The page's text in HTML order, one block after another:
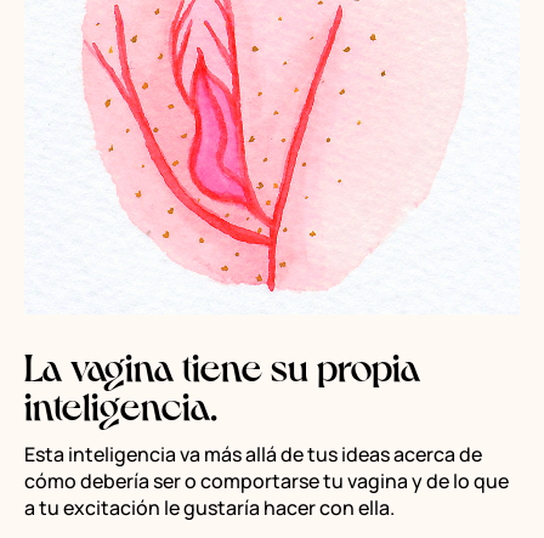
La vagina tiene su propia
inteligencia.
Esta inteligencia va más allá de tus ideas acerca de
cómo debería ser o comportarse tu vagina y de lo que
a tu excitación le gustaría hacer con ella.